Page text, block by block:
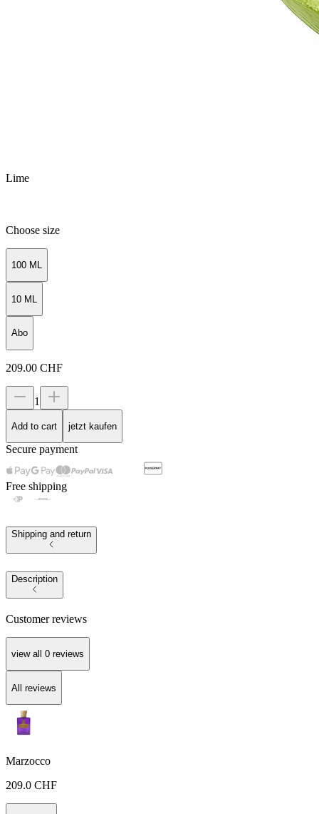
Lime
Choose size
100 ML
10 ML
Abo
209.00 CHF
1
Add to cart jetzt kaufen
Secure payment
Free shipping
Shipping and return
Description
Customer reviews
view all 0 reviews
All reviews
Marzocco
209.0 CHF